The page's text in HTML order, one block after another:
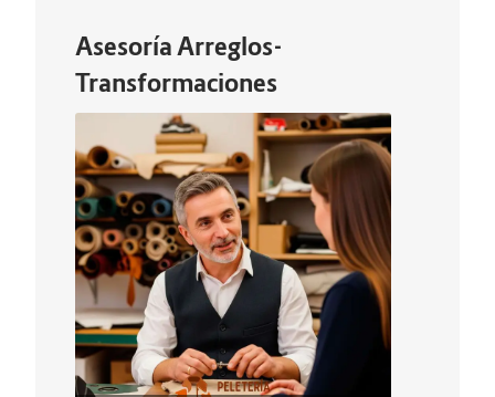
Asesoría Arreglos-
Transformaciones